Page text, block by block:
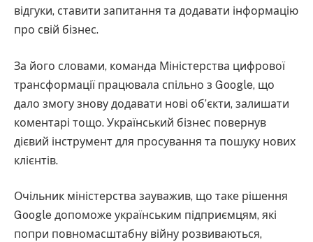
відгуки, ставити запитання та додавати інформацію
про свій бізнес.
За його словами, команда Міністерства цифрової
трансформації працювала спільно з Google, що
дало змогу знову додавати нові об’єкти, залишати
коментарі тощо. Український бізнес повернув
дієвий інструмент для просування та пошуку нових
клієнтів.
Очільник міністерства зауважив, що таке рішення
Google допоможе українським підприємцям, які
попри повномасштабну війну розвиваються,